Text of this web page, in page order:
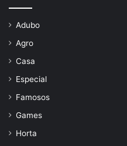
Adubo
Agro
Casa
Especial
Famosos
Games
Horta